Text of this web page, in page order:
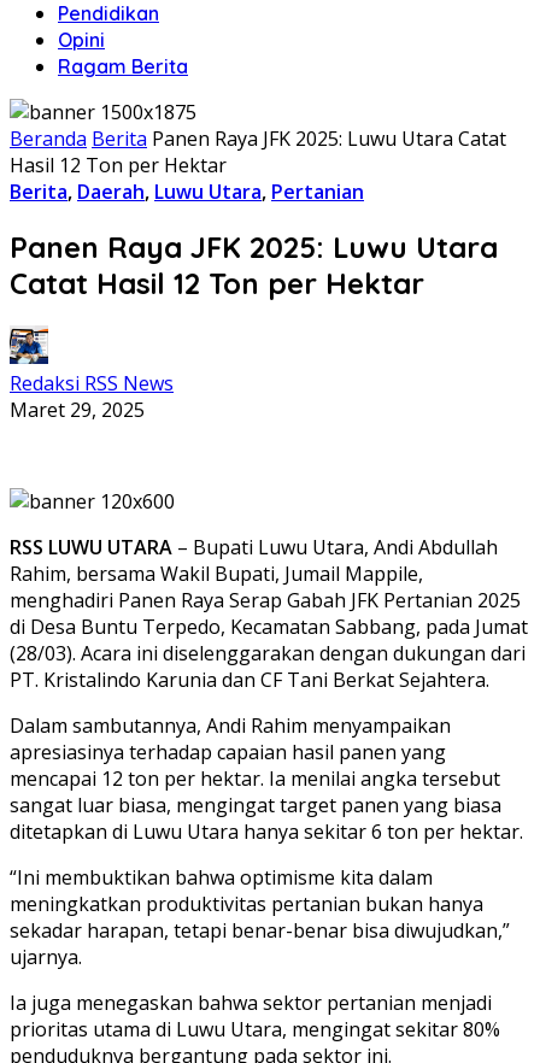
Pendidikan
Opini
Ragam Berita
Beranda Berita Panen Raya JFK 2025: Luwu Utara Catat
Hasil 12 Ton per Hektar
Berita, Daerah, Luwu Utara, Pertanian
Panen Raya JFK 2025: Luwu Utara
Catat Hasil 12 Ton per Hektar
Redaksi RSS News
Maret 29, 2025
RSS LUWU UTARA – Bupati Luwu Utara, Andi Abdullah
Rahim, bersama Wakil Bupati, Jumail Mappile,
menghadiri Panen Raya Serap Gabah JFK Pertanian 2025
di Desa Buntu Terpedo, Kecamatan Sabbang, pada Jumat
(28/03). Acara ini diselenggarakan dengan dukungan dari
PT. Kristalindo Karunia dan CF Tani Berkat Sejahtera.
Dalam sambutannya, Andi Rahim menyampaikan
apresiasinya terhadap capaian hasil panen yang
mencapai 12 ton per hektar. Ia menilai angka tersebut
sangat luar biasa, mengingat target panen yang biasa
ditetapkan di Luwu Utara hanya sekitar 6 ton per hektar.
“Ini membuktikan bahwa optimisme kita dalam
meningkatkan produktivitas pertanian bukan hanya
sekadar harapan, tetapi benar-benar bisa diwujudkan,”
ujarnya.
Ia juga menegaskan bahwa sektor pertanian menjadi
prioritas utama di Luwu Utara, mengingat sekitar 80%
penduduknya bergantung pada sektor ini.